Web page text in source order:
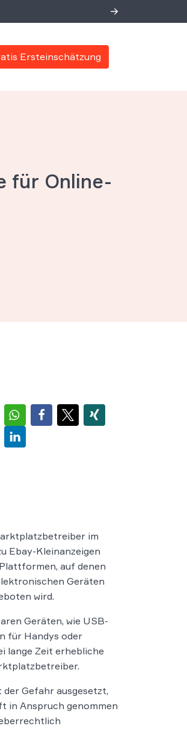
Ersteinschätzung
für Online-
im
Ebay-Kleinanzeigen
auf denen
Geräten
wird.
Geräten, wie USB-
für Handys oder
lange Zeit erhebliche
der Gefahr ausgesetzt,
in Anspruch genommen